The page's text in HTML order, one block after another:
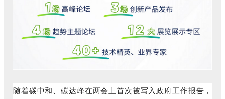
随着碳中和、碳达峰在两会上首次被写入政府工作报告，